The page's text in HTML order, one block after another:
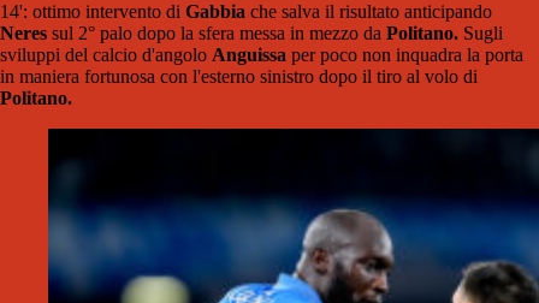
14': ottimo intervento di Gabbia che salva il risultato anticipando
Neres sul 2° palo dopo la sfera messa in mezzo da Politano. Sugli
sviluppi del calcio d'angolo Anguissa per poco non inquadra la porta
in maniera fortunosa con l'esterno sinistro dopo il tiro al volo di
Politano.